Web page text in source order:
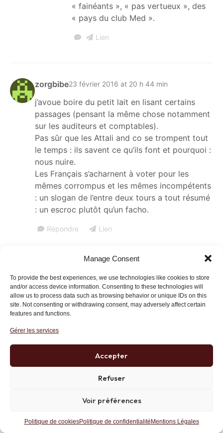
Manage Consent
To provide the best experiences, we use technologies like cookies to store
and/or access device information. Consenting to these technologies will
allow us to process data such as browsing behavior or unique IDs on this
site. Not consenting or withdrawing consent, may adversely affect certain
features and functions.
Gérer les services
Accepter
Refuser
Voir préférences
Politique de cookiesPolitique de confidentialité Mentions Légales
« fainéants », « pas vertueux », des
« pays du club Med ».
Lien
zorgbibe23 février 2016 at 20 h 44 min
j’avoue boire du petit lait en lisant certains
passages (pensant la même chose notamment
sur les auditeurs et comptables).
Pas sûr que les Attali and co se trompent tout
le temps : ils savent ce qu’ils font et pourquoi :
nous nuire.
Les Français s’acharnent à voter pour les
mêmes corrompus et les mêmes incompétents
: un slogan de l’entre deux tours a tout résumé
: un escroc plutôt qu’un facho.
Répondre Lien
nolife24 février 2016 at 12 h 24 min
On a les élites qu’on mérite …
– Cher Bayrou, en Angleterre, quand
un candidat perd les élections, il
démissionne et on ne le revoit plus.
La France, c’est la France,
« grands commis d’Etat » qui se